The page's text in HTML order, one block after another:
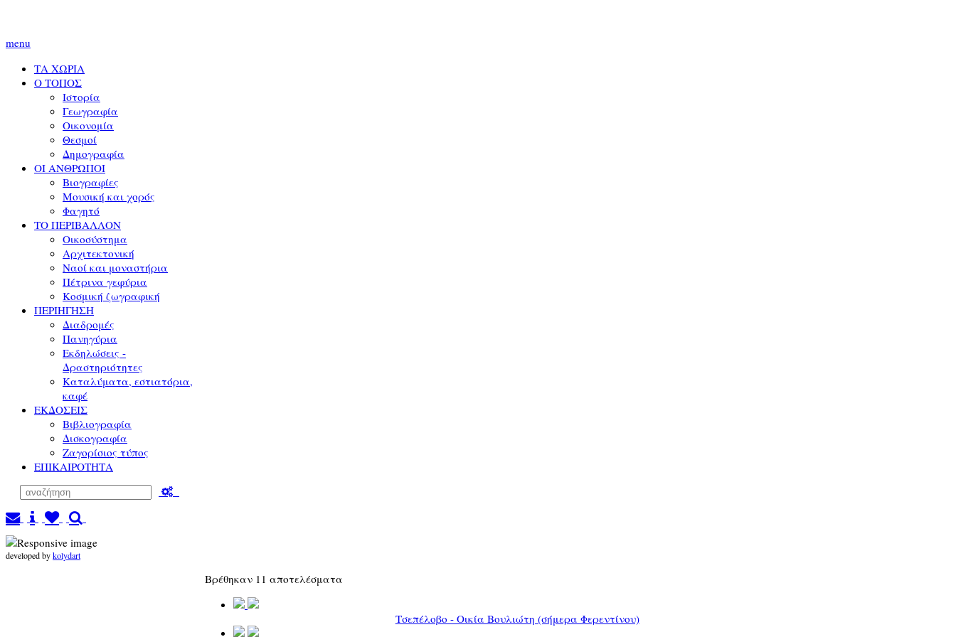
menu
ΤΑ ΧΩΡΙΑ
Ο ΤΟΠΟΣ
Ιστορία
Γεωγραφία
Οικονομία
Θεσμοί
Δημογραφία
ΟΙ ΑΝΘΡΩΠΟΙ
Βιογραφίες
Μουσική και χορός
Φαγητό
ΤΟ ΠΕΡΙΒΑΛΛΟΝ
Οικοσύστημα
Αρχιτεκτονική
Ναοί και μοναστήρια
Πέτρινα γεφύρια
Κοσμική ζωγραφική
ΠΕΡΙΗΓΗΣΗ
Διαδρομές
Πανηγύρια
Εκδηλώσεις -
Δραστηριότητες
Καταλύματα, εστιατόρια,
καφέ
ΕΚΔΟΣΕΙΣ
Βιβλιογραφία
Δισκογραφία
Ζαγορίσιος τύπος
ΕΠΙΚΑΙΡΟΤΗΤΑ
developed bykolydart
Βρέθηκαν 11 αποτελέσματα
Τσεπέλοβο - Οικία Βουλιώτη (σήμερα Φερεντίνου)